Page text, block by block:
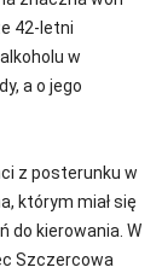
42-letni
w
a o jego
z posterunku w
którym miał się
do kierowania. W
Szczercowa